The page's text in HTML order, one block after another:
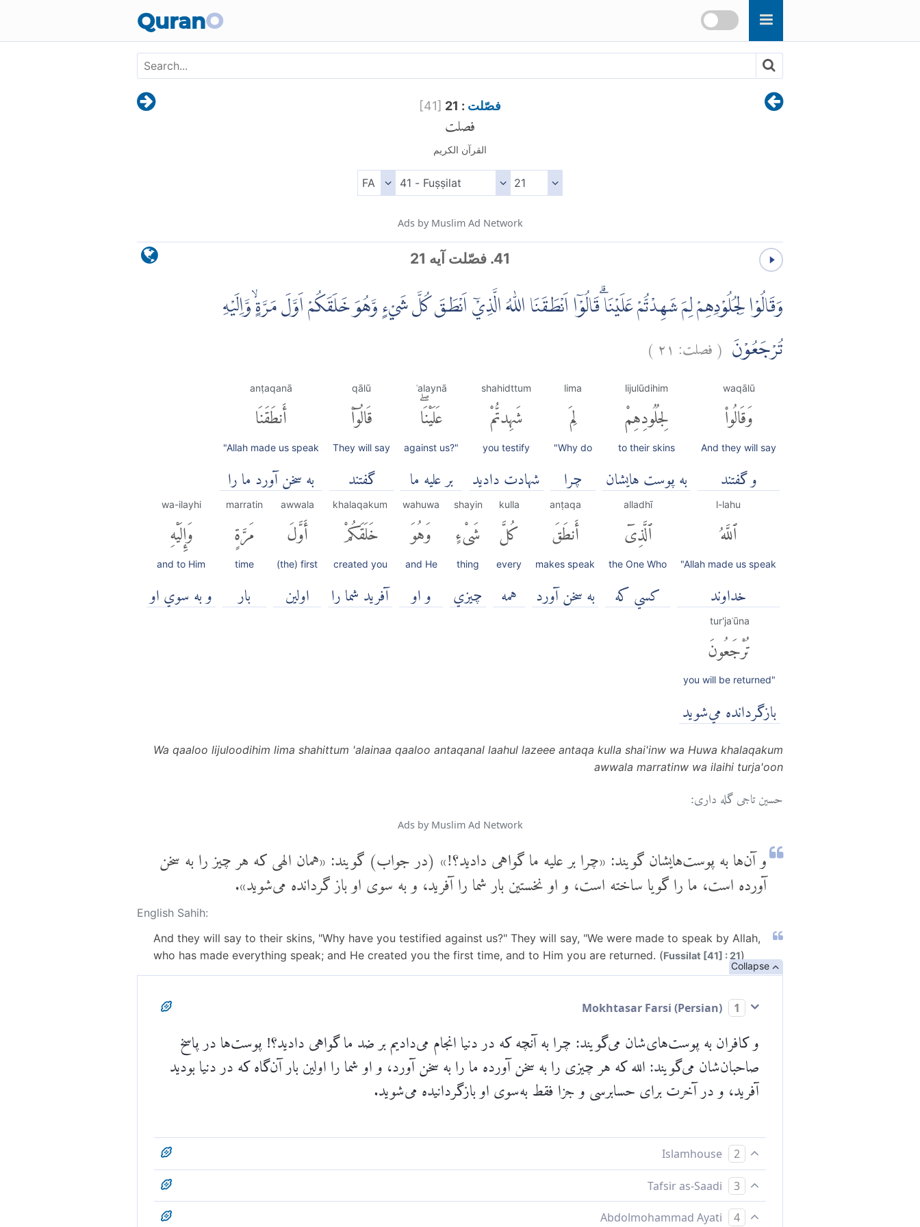
QuranO
[41] فصّلت : 21
فصلت
القرآن الكريم
Ads by Muslim Ad Network
41. فصّلت آیه 21
وَقَالُوْا لِجُلُوْدِهِمْ لِمَ شَهِدْتُّمْ عَلَيْنَا ۗقَالُوْٓا اَنْطَقَنَا اللّٰهُ الَّذِيْٓ اَنْطَقَ كُلَّ شَيْءٍ وَّهُوَ خَلَقَكُمْ اَوَّلَ مَرَّةٍۙ وَّاِلَيْهِ
تُرْجَعُوْنَ (فصلت: ٢١)
waqālū
وَقَالُوا۟
And they will say
و گفتند
lijulūdihim
لِجُلُودِهِمْ
to their skins
به پوست هایشان
lima
لِمَ
"Why do
چرا
shahidttum
شَهِدتُّمْ
you testify
شهادت دادید
ʿalaynā
عَلَيْنَاۖ
against us?"
بر علیه ما
qālū
قَالُوٓا۟
They will say
گفتند
anṭaqanā
أَنطَقَنَا
"Allah made us speak
به سخن آورد ما را
l-lahu
ٱللَّهُ
"Allah made us speak
خداوند
alladhī
ٱلَّذِىٓ
the One Who
كسي كه
anṭaqa
أَنطَقَ
makes speak
به سخن آورد
kulla
كُلَّ
every
همه
shayin
شَىْءٍ
thing
چيزي
wahuwa
وَهُوَ
and He
و او
khalaqakum
خَلَقَكُمْ
created you
آفريد شما را
awwala
أَوَّلَ
(the) first
اولين
marratin
مَرَّةٍ
time
بار
wa-ilayhi
وَإِلَيْهِ
and to Him
و به سوي او
tur'jaʿūna
تُرْجَعُونَ
you will be returned"
بازگردانده مي‌شويد
Wa qaaloo lijuloodihim lima shahittum 'alainaa qaaloo antaqanal laahul lazeee antaqa kulla shai'inw wa Huwa khalaqakum
awwala marratinw wa ilaihi turja'oon
حسین تاجی گله داری:
Ads by Muslim Ad Network
و آن‌ها به پوست‌هایشان گویند: «چرا بر علیه ما گواهی دادید؟!» (در جواب) گویند: «همان الهی که هر چیز را به سخن
آورده است، ما را گویا ساخته است، و او نخستین بار شما را آفرید، و به سوی او باز گردانده می‌شوید».
English Sahih:
And they will say to their skins, "Why have you testified against us?" They will say, "We were made to speak by Allah,
who has made everything speak; and He created you the first time, and to Him you are returned. (Fussilat [41] : 21)
Collapse
1
و کافران به پوست‌های‌شان می‌گویند: چرا به آنچه که در دنیا انجام می‌دادیم بر ضد ما گواهی دادید؟! پوست‌ها در پاسخ
صاحبان‌شان می‌گویند: الله که هر چیزی را به سخن آورده ما را به سخن آورد، و او شما را اولین بار آن‌گاه که در دنیا بودید
آفرید، و در آخرت برای حسابرسی و جزا فقط به‌سوی او بازگردانیده می‌شوید.
2
آنان به پوست خود می‌گویند: «چرا علیه ما گواهی دادید؟» [در جواب] می‌گویند: «الله [همان خالق توانمندی] كه همه
موجودات را گویا كرده، ما را نیز به سخن درآورده است؛ و اوست كه نخستین بار شما را آفرید و [سرانجام، همگی] به
3
Please check ayah 41:24 for complete tafsir.
4